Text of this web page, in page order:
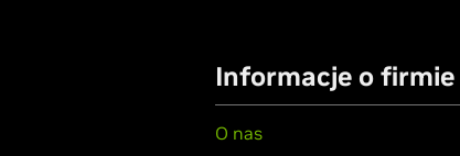
Informacje o firmie
O nas